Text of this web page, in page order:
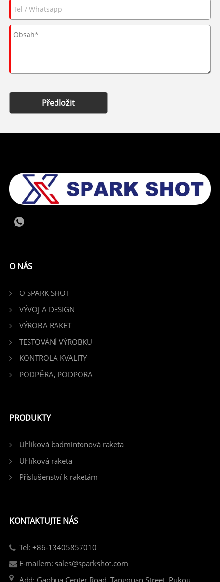
Předložit
O NÁS
O SPARK SHOT
VÝVOJ A DESIGN
VÝROBA RAKET
TESTOVÁNÍ VÝROBKU
KONTROLA KVALITY
PODPĚRA, PODPORA
PRODUKTY
Uhlíková badmintonová raketa
Uhlíková raketa
Příslušenství k raketám
KONTAKTUJTE NÁS
Tel: +86-13405857010
E-mailem: sales@sparkshot.com
Add: Gaohua Center Road, Tangquan Street, Pukou